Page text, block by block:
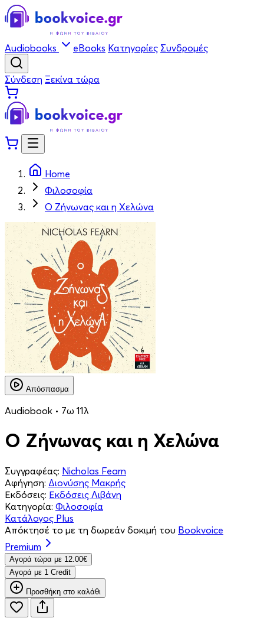
Audiobooks eBooks Κατηγορίες Συνδρομές
Σύνδεση Ξεκίνα τώρα
Home
Φιλοσοφία
Ο Ζήνωνας και η Χελώνα
Απόσπασμα
Audiobook • 7ω 11λ
Ο Ζήνωνας και η Χελώνα
Συγγραφέας: Nicholas Fearn
Αφήγηση: Διονύσης Μακρής
Εκδόσεις: Εκδόσεις Λιβάνη
Κατηγορία: Φιλοσοφία
Κατάλογος Plus
Απόκτησέ το με τη δωρεάν δοκιμή του Bookvoice
Premium
Aγορά τώρα με 12.00€
Aγορά με 1 Credit
Προσθήκη στο καλάθι